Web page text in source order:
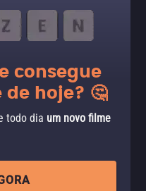
consegue
hoje? 🤔
todo dia um novo filme